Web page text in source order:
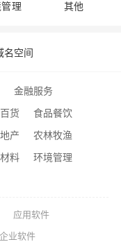
理 其他
名空间
金融服务
货
食品餐饮
产
农林牧渔
料
环境管理
应用软件
企业软件